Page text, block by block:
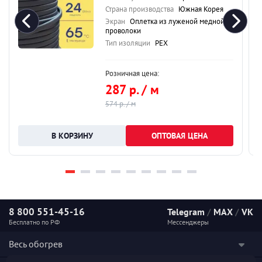
Страна производства Южная Корея
Экран Оплетка из луженой медной
проволоки
Тип изоляции PEX
Розничная цена:
287 р. / м
574 р. / м
ОПТОВАЯ ЦЕНА
8 800 551-45-16
Бесплатно по РФ
Telegram / MAX / VK
Мессенджеры
Весь обогрев